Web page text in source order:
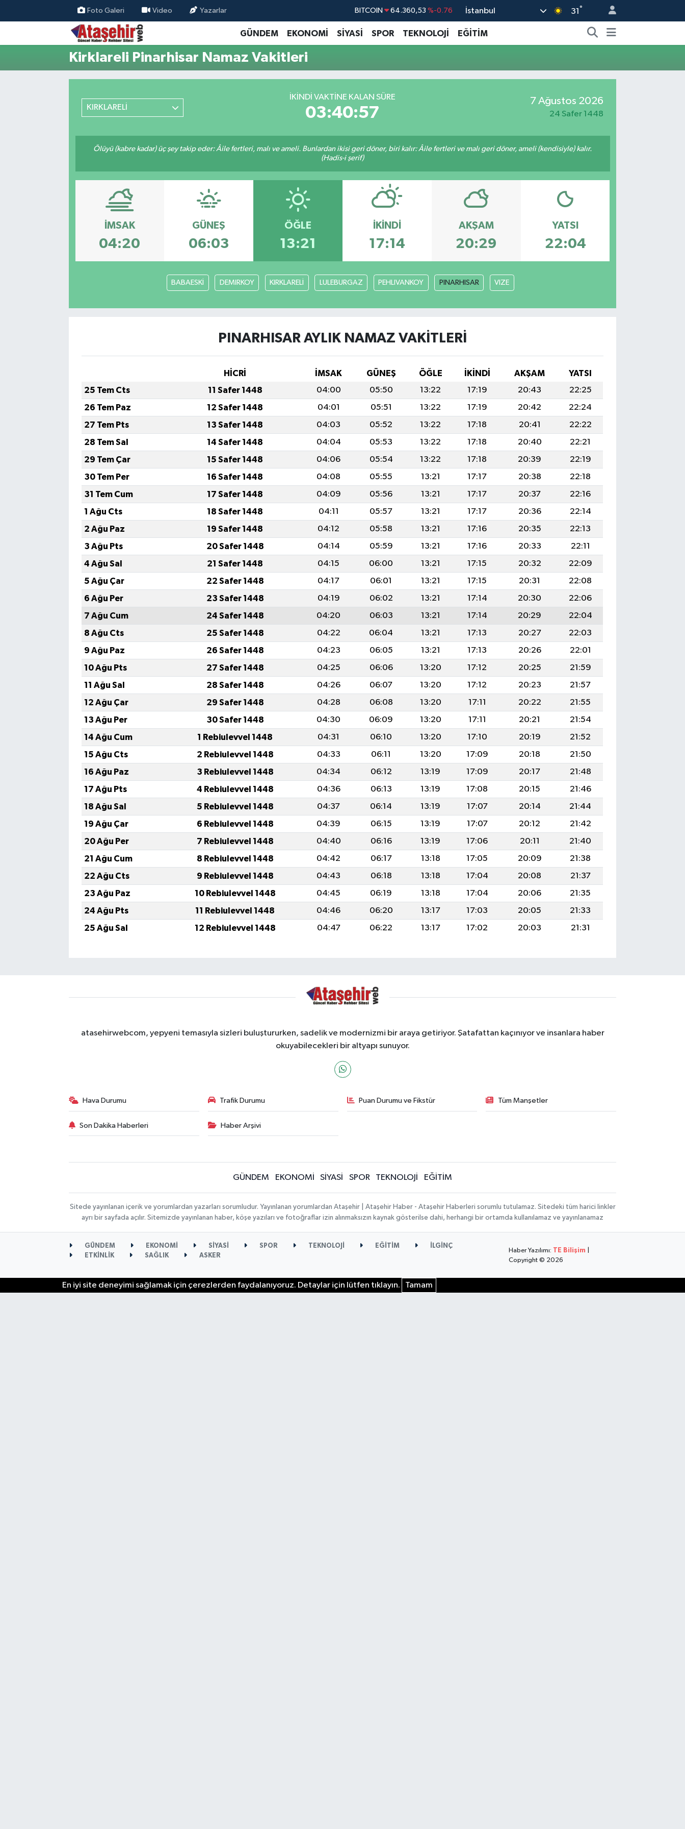
Foto Galeri Video Yazarlar BITCOIN 64.360,53 %-0.76
DOLAR 47,7069 %0.17
EURO 55,0265 %0.01
İstanbul 31 °
GÜNDEM EKONOMİ SİYASİ SPOR TEKNOLOJİ EĞİTİM
Kirklareli Pinarhisar Namaz Vakitleri
KIRKLARELİ
İKINDI VAKTINE KALAN SÜRE
03:40:56
7 Ağustos 2026
24 Safer 1448
Ölüyü (kabre kadar) üç şey takip eder: Âile fertleri, malı ve ameli. Bunlardan ikisi geri döner, biri kalır: Âile fertleri ve malı geri döner, ameli (kendisiyle) kalır.
(Hadis-i şerif)
İMSAK
04:20
GÜNEŞ
06:03
ÖĞLE
13:21
İKINDI
17:14
AKŞAM
20:29
YATSI
22:04
BABAESKİ DEMIRKOY KIRKLARELİ LULEBURGAZ PEHLIVANKOY PINARHISAR VIZE
PINARHISAR AYLIK NAMAZ VAKITLERI
HİCRİ İMSAK GÜNEŞ ÖĞLE İKINDI AKŞAM
YATSI
25 Tem Cts
11 Safer 1448 04:00 05:50 13:22 17:19 20:43
22:25
26 Tem Paz
12 Safer 1448 04:01 05:51 13:22 17:19 20:42
22:24
27 Tem Pts
13 Safer 1448 04:03 05:52 13:22 17:18 20:41
22:22
28 Tem Sal
14 Safer 1448 04:04 05:53 13:22 17:18 20:40
22:21
29 Tem Çar
15 Safer 1448 04:06 05:54 13:22 17:18 20:39
22:19
30 Tem Per
16 Safer 1448 04:08 05:55 13:21 17:17 20:38
22:18
31 Tem Cum
17 Safer 1448 04:09 05:56 13:21 17:17 20:37
22:16
1 Ağu Cts
18 Safer 1448 04:11 05:57 13:21 17:17 20:36
22:14
2 Ağu Paz
19 Safer 1448 04:12 05:58 13:21 17:16 20:35
22:13
3 Ağu Pts
20 Safer 1448 04:14 05:59 13:21 17:16 20:33
22:11
4 Ağu Sal
21 Safer 1448 04:15 06:00 13:21 17:15 20:32
22:09
5 Ağu Çar
22 Safer 1448 04:17 06:01 13:21 17:15 20:31
22:08
6 Ağu Per
23 Safer 1448 04:19 06:02 13:21 17:14 20:30
22:06
7 Ağu Cum
24 Safer 1448 04:20 06:03 13:21 17:14 20:29
22:04
8 Ağu Cts
25 Safer 1448 04:22 06:04 13:21 17:13 20:27
22:03
9 Ağu Paz
26 Safer 1448 04:23 06:05 13:21 17:13 20:26
22:01
10 Ağu Pts
27 Safer 1448 04:25 06:06 13:20 17:12 20:25
21:59
11 Ağu Sal
28 Safer 1448 04:26 06:07 13:20 17:12 20:23
21:57
12 Ağu Çar
29 Safer 1448 04:28 06:08 13:20 17:11 20:22
21:55
13 Ağu Per
30 Safer 1448 04:30 06:09 13:20 17:11 20:21
21:54
14 Ağu Cum
1 Rebiulevvel 1448 04:31 06:10 13:20 17:10 20:19
21:52
15 Ağu Cts
2 Rebiulevvel 1448 04:33 06:11 13:20 17:09 20:18
21:50
16 Ağu Paz
3 Rebiulevvel 1448 04:34 06:12 13:19 17:09 20:17
21:48
17 Ağu Pts
4 Rebiulevvel 1448 04:36 06:13 13:19 17:08 20:15
21:46
18 Ağu Sal
5 Rebiulevvel 1448 04:37 06:14 13:19 17:07 20:14
21:44
19 Ağu Çar
6 Rebiulevvel 1448 04:39 06:15 13:19 17:07 20:12
21:42
20 Ağu Per
7 Rebiulevvel 1448 04:40 06:16 13:19 17:06 20:11
21:40
21 Ağu Cum
8 Rebiulevvel 1448 04:42 06:17 13:18 17:05 20:09
21:38
22 Ağu Cts
9 Rebiulevvel 1448 04:43 06:18 13:18 17:04 20:08
21:37
23 Ağu Paz
10 Rebiulevvel 1448 04:45 06:19 13:18 17:04 20:06
21:35
24 Ağu Pts
11 Rebiulevvel 1448 04:46 06:20 13:17 17:03 20:05
21:33
25 Ağu Sal
12 Rebiulevvel 1448 04:47 06:22 13:17 17:02 20:03 21:31
atasehirwebcom, yepyeni temasıyla sizleri buluştururken, sadelik ve modernizmi bir araya getiriyor. Şatafattan kaçınıyor ve insanlara haber
okuyabilecekleri bir altyapı sunuyor.
Hava Durumu Trafik Durumu Puan Durumu ve Fikstür Tüm Manşetler
Son Dakika Haberleri Haber Arşivi
GÜNDEM EKONOMİ SİYASİ SPOR TEKNOLOJİ EĞİTİM
Sitede yayınlanan içerik ve yorumlardan yazarları sorumludur. Yayınlanan yorumlardan Ataşehir | Ataşehir Haber - Ataşehir Haberleri sorumlu tutulamaz. Sitedeki tüm harici linkler
ayrı bir sayfada açılır. Sitemizde yayınlanan haber, köşe yazıları ve fotoğraflar izin alınmaksızın kaynak gösterilse dahi, herhangi bir ortamda kullanılamaz ve yayınlanamaz
GÜNDEM EKONOMİ SİYASİ SPOR TEKNOLOJİ EĞİTİM
İLGİNÇ
ETKİNLİK
SAĞLIK ASKER
Haber Yazılımı: TE Bilişim
Copyright © 2026
En iyi site deneyimi sağlamak için çerezlerden faydalanıyoruz. Detaylar için lütfen tıklayın. Tamam
Hava Durumu
Trafik Durumu
Tüm Manşetler
Son Dakika Haberleri